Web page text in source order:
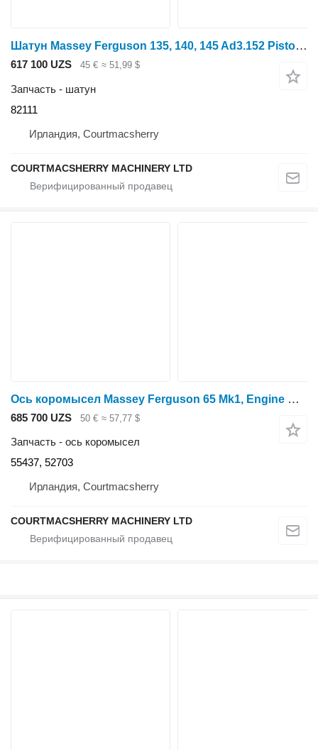
Шатун Massey Ferguson 135, 140, 145 Ad3.152 Piston, Con Rod, Rings 82111, 84774, 84957 для минитрактора
617 100 UZS 45 € ≈ 51,99 $
Запчасть - шатун
82111
Ирландия, Courtmacsherry
COURTMACSHERRY MACHINERY LTD
Ось коромысел Massey Ferguson 65 Mk1, Engine Rocker Shaft 55437, 52703 для минитрактора
685 700 UZS 50 € ≈ 57,77 $
Запчасть - ось коромысел
55437, 52703
Ирландия, Courtmacsherry
COURTMACSHERRY MACHINERY LTD